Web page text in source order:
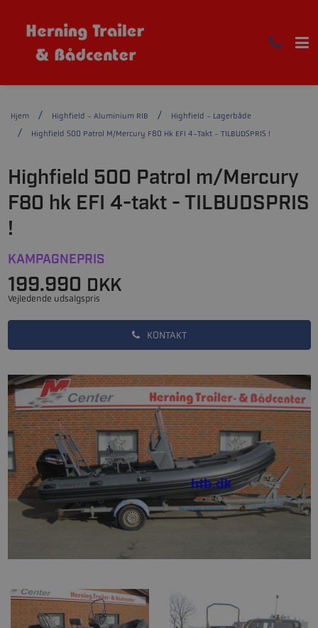
Hjem Highfield - Aluminium RIB
Highfield - Lagerbåde
Highfield 500 Patrol M/Mercury F80 Hk EFI 4-Takt - TILBUDSPRIS !
KONTAKT
Highfield 500 Patrol m/Mercury
F80 hk EFI 4-takt - TILBUDSPRIS
!
KAMPAGNEPRIS
199.990 DKK
Vejledende udsalgspris